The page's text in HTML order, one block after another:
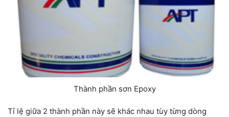
Thành phần sơn Epoxy
Tỉ lệ giữa 2 thành phần này sẽ khác nhau tùy từng dòng